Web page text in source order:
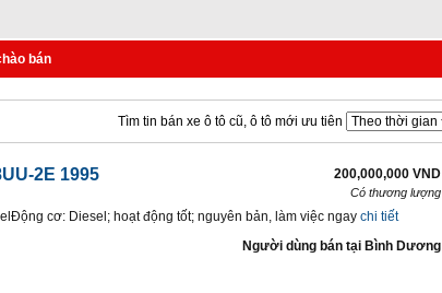
bán
Tìm tin bán xe ô tô cũ, ô tô mới ưu tiên
2E 1995 200,000,000 VND
Có thương lượng
cơ: Diesel; hoạt động tốt; nguyên bản, làm việc ngay chi tiết
Người dùng bán tại Bình Dương